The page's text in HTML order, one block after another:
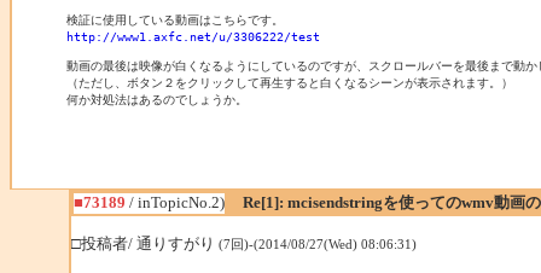
http://www1.axfc.net/u/3306222/test
動画の最後は映像が白くなるようにしているのですが、スクロールバーを最後まで動
（ただし、ボタン２をクリックして再生すると白くなるシーンが表示されます。）
何か対処法はあるのでしょうか。
■73189 / inTopicNo.2) Re[1]: mcisendstringを使ってのwmv動画の
□投稿者/ 通りすがり (7回)-(2014/08/27(Wed) 08:06:31)